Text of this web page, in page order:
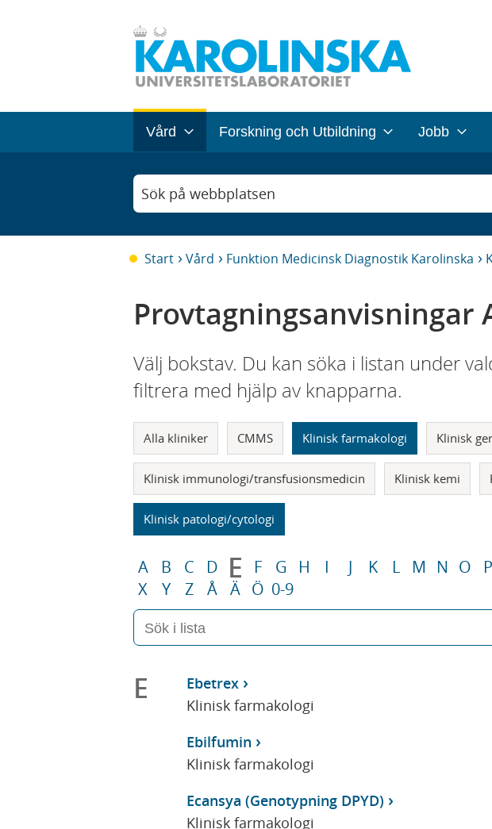
Vård Forskning och Utbildning Jobb
Sök på webbplatsen
Start Vård Funktion Medicinsk Diagnostik Karolinska
Provtagningsanvisningar
Välj bokstav. Du kan söka i listan under
filtrera med hjälp av knapparna.
Alla kliniker CMMS Klinisk farmakologi Klinisk
Klinisk immunologi/transfusionsmedicin Klinisk kemi
Klinisk patologi/cytologi
A B C D E F G H I J K L M N O P
X
Y Z Å Ä Ö 0-9
E
Ebetrex
Klinisk farmakologi
Ebilfumin
Klinisk farmakologi
Ecansya (Genotypning DPYD)
Klinisk farmakologi